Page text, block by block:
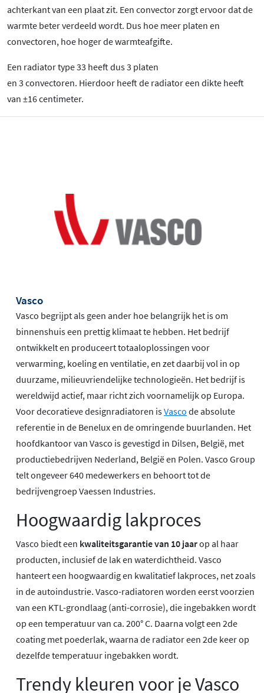
achterkant van een plaat zit. Een convector zorgt ervoor dat de
warmte beter verdeeld wordt. Dus hoe meer platen en
convectoren, hoe hoger de warmteafgifte.
Een radiator type 33 heeft dus 3 platen
en 3 convectoren. Hierdoor heeft de radiator een dikte heeft
van ±16 centimeter.
Vasco
Vasco begrijpt als geen ander hoe belangrijk het is om
binnenshuis een prettig klimaat te hebben. Het bedrijf
ontwikkelt en produceert totaaloplossingen voor
verwarming, koeling en ventilatie, en zet daarbij vol in op
duurzame, milieuvriendelijke technologieën. Het bedrijf is
wereldwijd actief, maar richt zich voornamelijk op Europa.
Voor decoratieve designradiatoren isVasco de absolute
referentie in de Benelux en de omringende buurlanden. Het
hoofdkantoor van Vasco is gevestigd in Dilsen, België, met
productiebedrijven Nederland, België en Polen. Vasco Group
telt ongeveer 640 medewerkers en behoort tot de
bedrijvengroep Vaessen Industries.
Hoogwaardig lakproces
Vasco biedt een kwaliteitsgarantie van 10 jaarop al haar
producten, inclusief de lak en waterdichtheid. Vasco
hanteert een hoogwaardig en kwalitatief lakproces, net zoals
in de autoindustrie. Vasco-radiatoren worden eerst voorzien
van een KTL-grondlaag (anti-corrosie), die ingebakken wordt
op een temperatuur van ca. 200° C. Daarna volgt een 2de
coating met poederlak, waarna de radiator een 2de keer op
dezelfde temperatuur ingebakken wordt.
Trendy kleuren voor je Vasco